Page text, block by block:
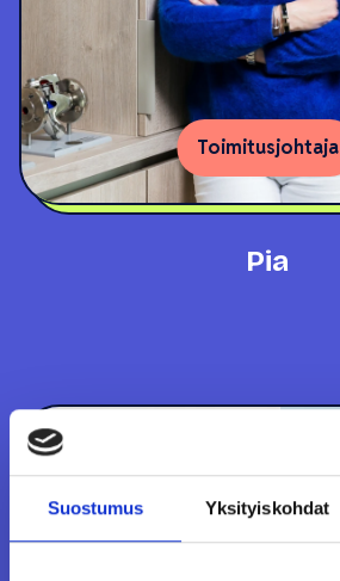
Suostumus Yksityiskohdat
Toimitusjohtaja
Pia